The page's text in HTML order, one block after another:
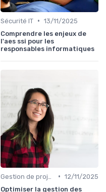
Sécurité IT • 13/11/2025
Comprendre les enjeux de
l'aes ssi pour les
responsables informatiques
• 12/11/2025
Optimiser la gestion des